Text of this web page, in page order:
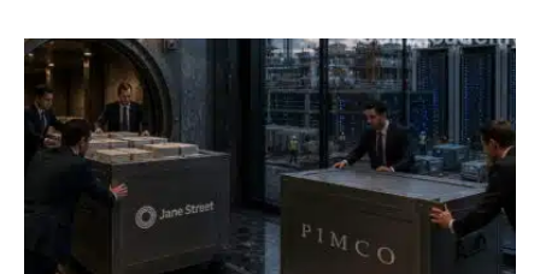
Jane Street négocie le transfert de 11 milliards de